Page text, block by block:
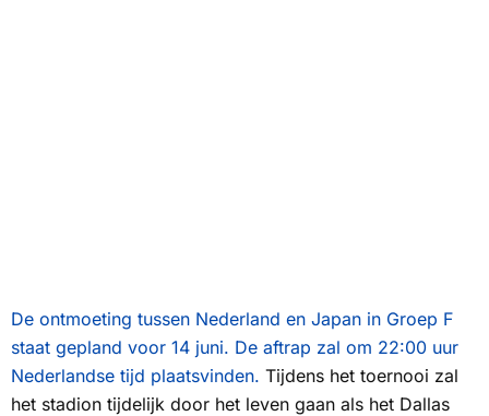
De ontmoeting tussen Nederland en Japan in Groep F
staat gepland voor 14 juni. De aftrap zal om 22:00 uur
Nederlandse tijd plaatsvinden. Tijdens het toernooi zal
het stadion tijdelijk door het leven gaan als het Dallas